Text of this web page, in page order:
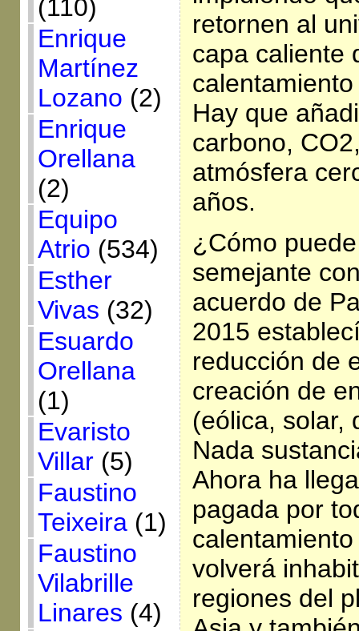
(110)
Enrique
Martínez
Lozano (2)
Enrique
Orellana
(2)
Equipo
Atrio (534)
Esther
Vivas (32)
Esuardo
Orellana
(1)
Evaristo
Villar(5)
Faustino
Teixeira(1)
Faustino
Vilabrille
Linares (4)
retornen al
capa caliente
Hay que
carbono,
atmósfera
años.
¿Cómo
semejante
acuerdo de
2015
reducción de
creación de
(eólica, solar,
Nada
Ahora ha
pagada por
volverá
regiones del